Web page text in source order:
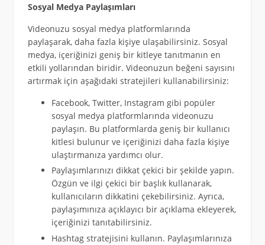
Sosyal Medya Paylaşımları
Videonuzu sosyal medya platformlarında
paylaşarak, daha fazla kişiye ulaşabilirsiniz. Sosyal
medya, içeriğinizi geniş bir kitleye tanıtmanın en
etkili yollarından biridir. Videonuzun beğeni sayısını
artırmak için aşağıdaki stratejileri kullanabilirsiniz:
Facebook, Twitter, Instagram gibi popüler
sosyal medya platformlarında videonuzu
paylaşın. Bu platformlarda geniş bir kullanıcı
kitlesi bulunur ve içeriğinizi daha fazla kişiye
ulaştırmanıza yardımcı olur.
Paylaşımlarınızı dikkat çekici bir şekilde yapın.
Özgün ve ilgi çekici bir başlık kullanarak,
kullanıcıların dikkatini çekebilirsiniz. Ayrıca,
paylaşımınıza açıklayıcı bir açıklama ekleyerek,
içeriğinizi tanıtabilirsiniz.
Hashtag stratejisini kullanın. Paylaşımlarınıza